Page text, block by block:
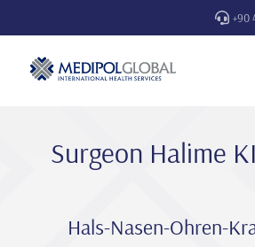
+90
Surgeon Hali̇me
Hals-Nasen-Ohren-